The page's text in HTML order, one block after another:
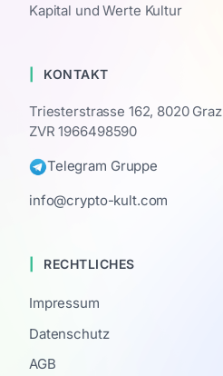
Kapital und Werte Kultur
KONTAKT
Triesterstrasse 162, 8020 Graz
ZVR 1966498590
Telegram Gruppe
info@crypto-kult.com
RECHTLICHES
Impressum
Datenschutz
AGB